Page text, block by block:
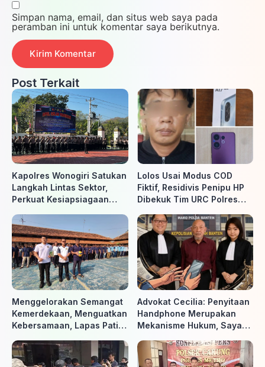
Simpan nama, email, dan situs web saya pada
peramban ini untuk komentar saya berikutnya.
Post Terkait
Kapolres Wonogiri Satukan
Langkah Lintas Sektor,
Perkuat Kesiapsiagaan
Lolos Usai Modus COD
Fiktif, Residivis Penipu HP
Dibekuk Tim URC Polres
Menggelorakan Semangat
Kemerdekaan, Menguatkan
Kebersamaan, Lapas Pati
ke-81 RI, Warga Binaan
Antusias Ikuti Berbagai
Advokat Cecilia: Penyitaan
Handphone Merupakan
Mekanisme Hukum, Saya
Diminta Penyidik dan Tidak
perlu takut